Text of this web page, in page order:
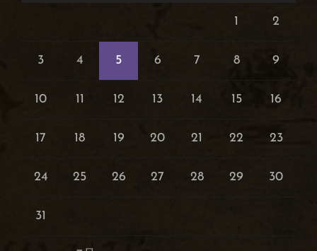
1 2
3 4 5 6 7 8 9
10 11 12 13 14 15 16
17 18 19 20 21 22 23
24 25 26 27 28 29 30
31